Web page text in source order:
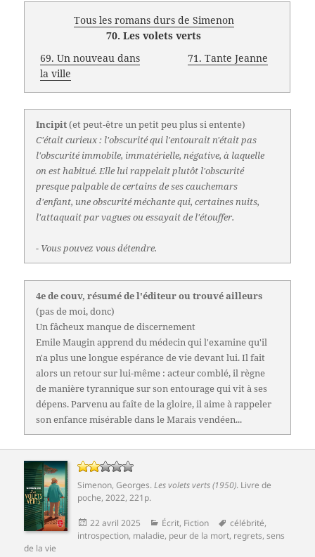
Tous les romans durs de Simenon
70. Les volets verts
69. Un nouveau dans
la ville
71. Tante Jeanne
Incipit(et peut-être un petit peu plus si entente)
C'était curieux : l'obscurité qui l'entourait n'était pas
l'obscurité immobile, immatérielle, négative, à laquelle
on est habitué. Elle lui rappelait plutôt l'obscurité
presque palpable de certains de ses cauchemars
d'enfant, une obscurité méchante qui, certaines nuits,
l'attaquait par vagues ou essayait de l'étouffer.
- Vous pouvez vous détendre.
4e de couv, résumé de l'éditeur ou trouvé ailleurs
(pas de moi, donc)
Un fâcheux manque de discernement
Emile Maugin apprend du médecin qui l'examine qu'il
n'a plus une longue espérance de vie devant lui. Il fait
alors un retour sur lui-même : acteur comblé, il règne
de manière tyrannique sur son entourage qui vit à ses
dépens. Parvenu au faîte de la gloire, il aime à rappeler
son enfance misérable dans le Marais vendéen...
Simenon, Georges.Les volets verts (1950). Livre de
poche, 2022, 221p.
Publié
le
22 avril 2025 Catégories
Écrit, Fiction
Mots-
clés
célébrité,
introspection, maladie, peur de la mort, regrets,sens
de la vie